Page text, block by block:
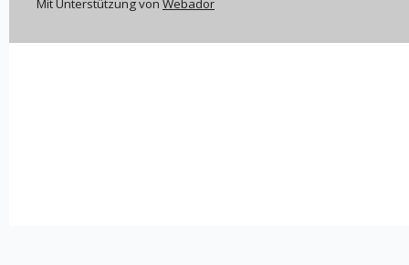
Mit Unterstützung von Webador